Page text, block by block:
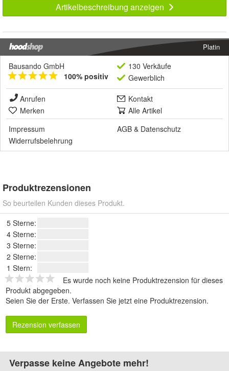
Artikelbeschreibung anzeigen
Platin
Bausando GmbH
100% positiv
130 Verkäufe
Gewerblich
Anrufen
Kontakt
Merken
Alle Artikel
Impressum
AGB & Datenschutz
Widerrufsbelehrung
Produktrezensionen
So beurteilen Kunden dieses Produkt.
5 Sterne:
4 Sterne:
3 Sterne:
2 Sterne:
1 Stern:
Es wurde noch keine Produktrezension für dieses
Produkt abgegeben.
Seien Sie der Erste. Verfassen Sie jetzt eine Produktrezension.
Rezension verfassen
Verpasse keine Angebote mehr!